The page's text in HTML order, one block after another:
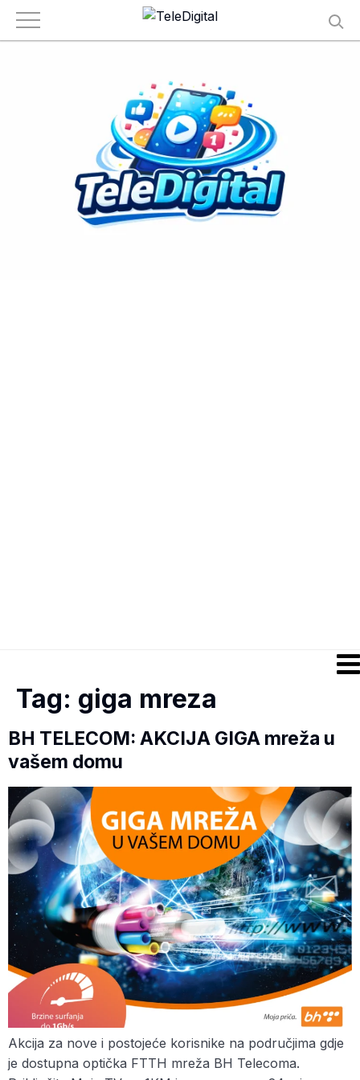
Tag: giga mreza
BH TELECOM: AKCIJA GIGA mreža u
vašem domu
Akcija za nove i postojeće korisnike na područjima gdje
je dostupna optička FTTH mreža BH Telecoma.